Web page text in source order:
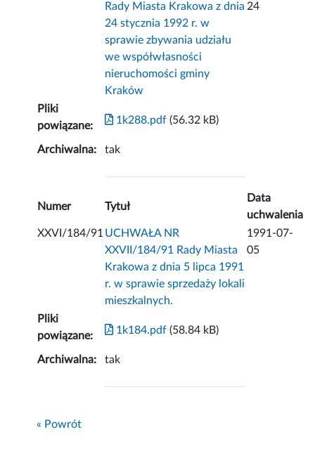
Rady Miasta Krakowa z dnia
24 stycznia 1992 r. w
sprawie zbywania udziału
we współwłasności
nieruchomości gminy
Kraków
24
Pliki
powiązane:
1k288.pdf (56.32 kB)
Archiwalna: tak
Numer Tytuł
Data
uchwalenia
XXVI/184/91 UCHWAŁA NR
XXVII/184/91 Rady Miasta
Krakowa z dnia 5 lipca 1991
r. w sprawie sprzedaży lokali
mieszkalnych.
1991-07-
05
Pliki
powiązane:
1k184.pdf (58.84 kB)
Archiwalna: tak
« Powrót